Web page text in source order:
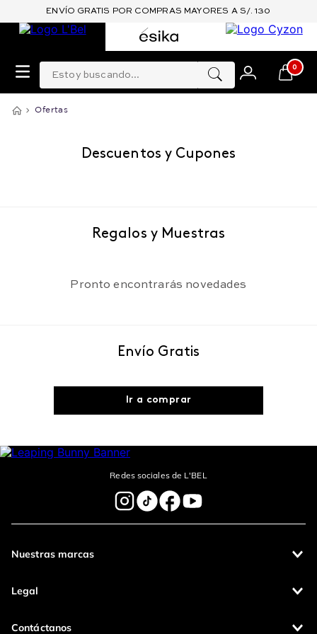
Estoy buscando... 0
ENVÍO GRATIS POR COMPRAS MAYORES A S/. 130
Ofertas
Descuentos y Cupones
Regalos y Muestras
Pronto encontrarás novedades
Envío Gratis
Ir a comprar
Redes sociales de L'BEL
Nuestras marcas
Legal
Contáctanos